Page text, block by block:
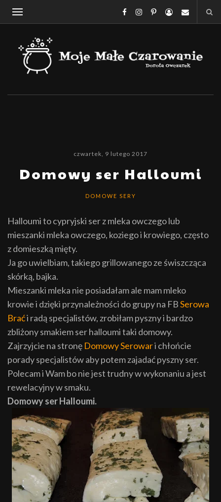
czwartek, 9 lutego 2017
Domowy ser Halloumi
DOMOWE SERY
Halloumi to cypryjski ser z mleka owczego lub
mieszanki mleka owczego, koziego i krowiego, często
z domieszką mięty.
Ja go uwielbiam, takiego grillowanego ze świszcząca
skórką, bajka.
Mieszanki mleka nie posiadałam ale mam mleko
krowie i dzięki przynależności do grupy na FBSerowa
Braći radą specjalistów, zrobiłam pyszny i bardzo
zbliżony smakiem ser halloumi taki domowy.
Zajrzyjcie na stronę Domowy Serowari chłońcie
porady specjalistów aby potem zajadać pyszny ser.
Polecam i Wam bo nie jest trudny w wykonaniu a jest
rewelacyjny w smaku.
Domowy ser Halloumi.